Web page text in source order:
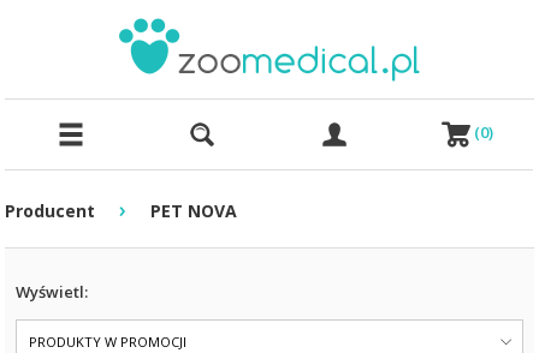
(0)
Producent › PET NOVA
Wyświetl:
PRODUKTY W PROMOCJI